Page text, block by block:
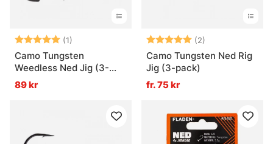
Betyg: (1)
5.0 utav 5 stjärnor
Camo Tungsten
Weedless Ned Jig (3-
pack)
89 kr
Betyg: (2)
Camo Tungsten Ned Rig
Jig (3-pack)
fr. 75 kr